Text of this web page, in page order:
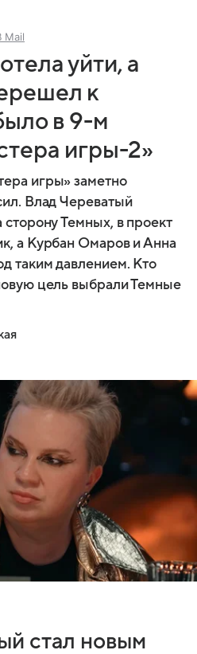
Mail
уйти, а
к
в 9-м
игры-2»
игры» заметно
Влад Череватый
сторону Темных, в проект
а Курбан Омаров и Анна
таким давлением. Кто
цель выбрали Темные
стал новым